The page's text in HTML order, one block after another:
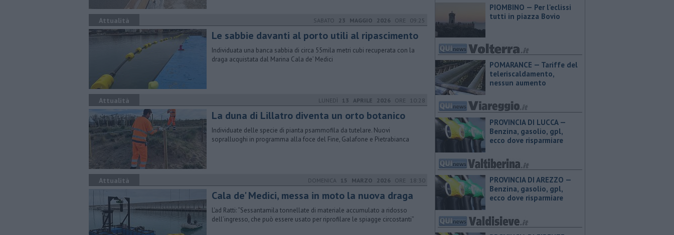
Attualità SABATO 23 MAGGIO 2026 ORE 09:25
Le sabbie davanti al porto utili al ripascimento
Individuata una banca sabbia di circa 55mila metri cubi recuperata con la
draga acquistata dal Marina Cala de’ Medici
Attualità LUNEDÌ 13 APRILE 2026 ORE 10:28
La duna di Lillatro diventa un orto botanico
Individuate delle specie di pianta psammofila da tutelare. Nuovi
sopralluoghi in programma alla foce del Fine, Galafone e Pietrabianca
Attualità DOMENICA 15 MARZO 2026 ORE 18:30
Cala de' Medici, messa in moto la nuova draga
L'ad Ratti: “Sessantamila tonnellate di materiale accumulato a ridosso
dell’ingresso, che può essere usato per riprofilare le spiagge circostanti”
PIOMBINO — Per l'eclissi
tutti in piazza Bovio
POMARANCE — Tariffe del
teleriscaldamento,
nessun aumento
PROVINCIA DI LUCCA — ​
Benzina, gasolio, gpl,
ecco dove risparmiare
PROVINCIA DI AREZZO — ​
Benzina, gasolio, gpl,
ecco dove risparmiare